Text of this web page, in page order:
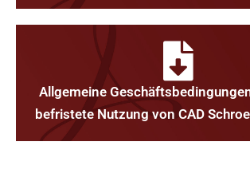
Allgemeine
befristete Nutzung von CAD